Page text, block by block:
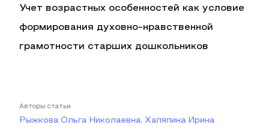
Учет возрастных особенностей как условие
формирования духовно-нравственной
грамотности старших дошкольников
Авторы статьи
Рыжкова Ольга Николаевна, Халяпина Ирина